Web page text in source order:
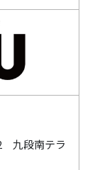
九段南テラ